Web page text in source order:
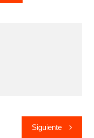
Siguiente